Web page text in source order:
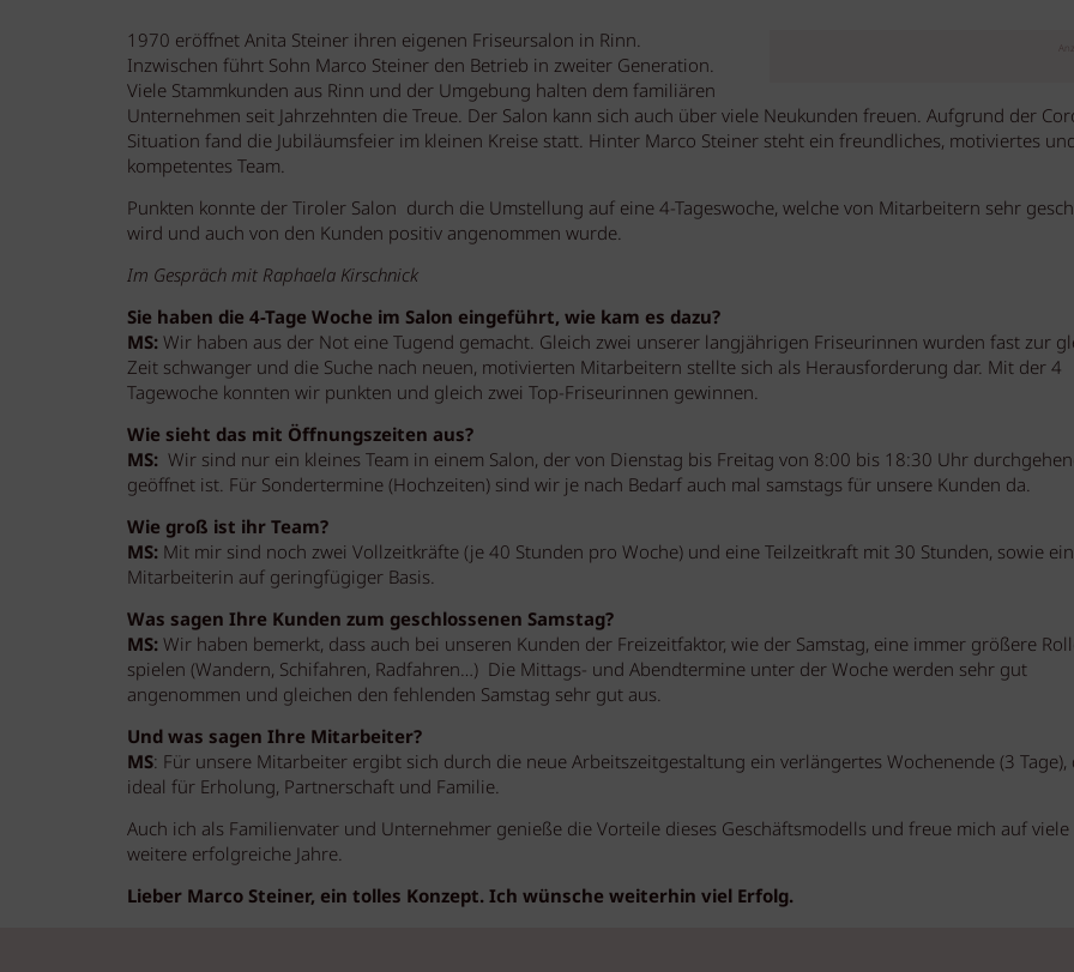
1970 eröffnet Anita Steiner ihren eigenen Friseursalon in Rinn.
Inzwischen führt Sohn Marco Steiner den Betrieb in zweiter Generation.
Viele Stammkunden aus Rinn und der Umgebung halten dem familiären
Unternehmen seit Jahrzehnten die Treue. Der Salon kann sich auch über viele Neukunden freuen. Aufgrund der
Situation fand die Jubiläumsfeier im kleinen Kreise statt. Hinter Marco Steiner steht ein freundliches, motiviertes
kompetentes Team.
Punkten konnte der Tiroler Salon durch die Umstellung auf eine 4-Tageswoche, welche von Mitarbeitern sehr
wird und auch von den Kunden positiv angenommen wurde.
Im Gespräch mit Raphaela Kirschnick
Sie haben die 4-Tage Woche im Salon eingeführt, wie kam es dazu?
MS: Wir haben aus der Not eine Tugend gemacht. Gleich zwei unserer langjährigen Friseurinnen wurden fast zur
Zeit schwanger und die Suche nach neuen, motivierten Mitarbeitern stellte sich als Herausforderung dar. Mit der 4
Tagewoche konnten wir punkten und gleich zwei Top-Friseurinnen gewinnen.
Wie sieht das mit Öffnungszeiten aus?
MS: Wir sind nur ein kleines Team in einem Salon, der von Dienstag bis Freitag von 8:00 bis 18:30 Uhr
geöffnet ist. Für Sondertermine (Hochzeiten) sind wir je nach Bedarf auch mal samstags für unsere Kunden da.
Wie groß ist ihr Team?
MS: Mit mir sind noch zwei Vollzeitkräfte (je 40 Stunden pro Woche) und eine Teilzeitkraft mit 30 Stunden, sowie
Mitarbeiterin auf geringfügiger Basis.
Was sagen Ihre Kunden zum geschlossenen Samstag?
MS: Wir haben bemerkt, dass auch bei unseren Kunden der Freizeitfaktor, wie der Samstag, eine immer größere
spielen (Wandern, Schifahren, Radfahren…) Die Mittags- und Abendtermine unter der Woche werden sehr gut
angenommen und gleichen den fehlenden Samstag sehr gut aus.
Und was sagen Ihre Mitarbeiter?
MS: Für unsere Mitarbeiter ergibt sich durch die neue Arbeitszeitgestaltung ein verlängertes Wochenende (3 Tage),
ideal für Erholung, Partnerschaft und Familie.
Auch ich als Familienvater und Unternehmer genieße die Vorteile dieses Geschäftsmodells und freue mich auf viele
weitere erfolgreiche Jahre.
Lieber Marco Steiner, ein tolles Konzept. Ich wünsche weiterhin viel Erfolg.